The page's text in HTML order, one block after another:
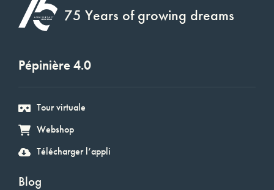
75 Years of growing dreams
Pépinière 4.0
Tour virtuale
Webshop
Télécharger l’appli
Blog